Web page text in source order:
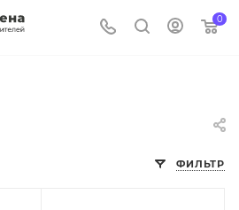
0
ФИЛЬТР